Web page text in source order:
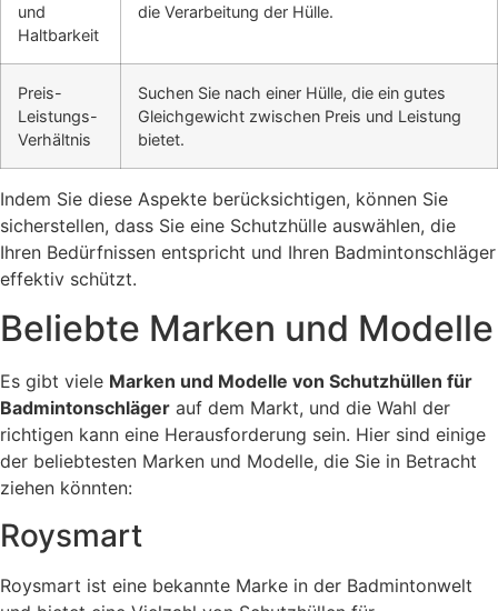
und
Haltbarkeit
die Verarbeitung der Hülle.
Preis-
Leistungs-
Verhältnis
Suchen Sie nach einer Hülle, die ein gutes
Gleichgewicht zwischen Preis und Leistung
bietet.
Indem Sie diese Aspekte berücksichtigen, können Sie
sicherstellen, dass Sie eine Schutzhülle auswählen, die
Ihren Bedürfnissen entspricht und Ihren Badmintonschläger
effektiv schützt.
Beliebte Marken und Modelle
Es gibt viele Marken und Modelle von Schutzhüllen für
Badmintonschläger auf dem Markt, und die Wahl der
richtigen kann eine Herausforderung sein. Hier sind einige
der beliebtesten Marken und Modelle, die Sie in Betracht
ziehen könnten:
Roysmart
Roysmart ist eine bekannte Marke in der Badmintonwelt